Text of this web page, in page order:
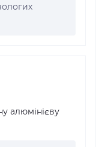
алюмінієву